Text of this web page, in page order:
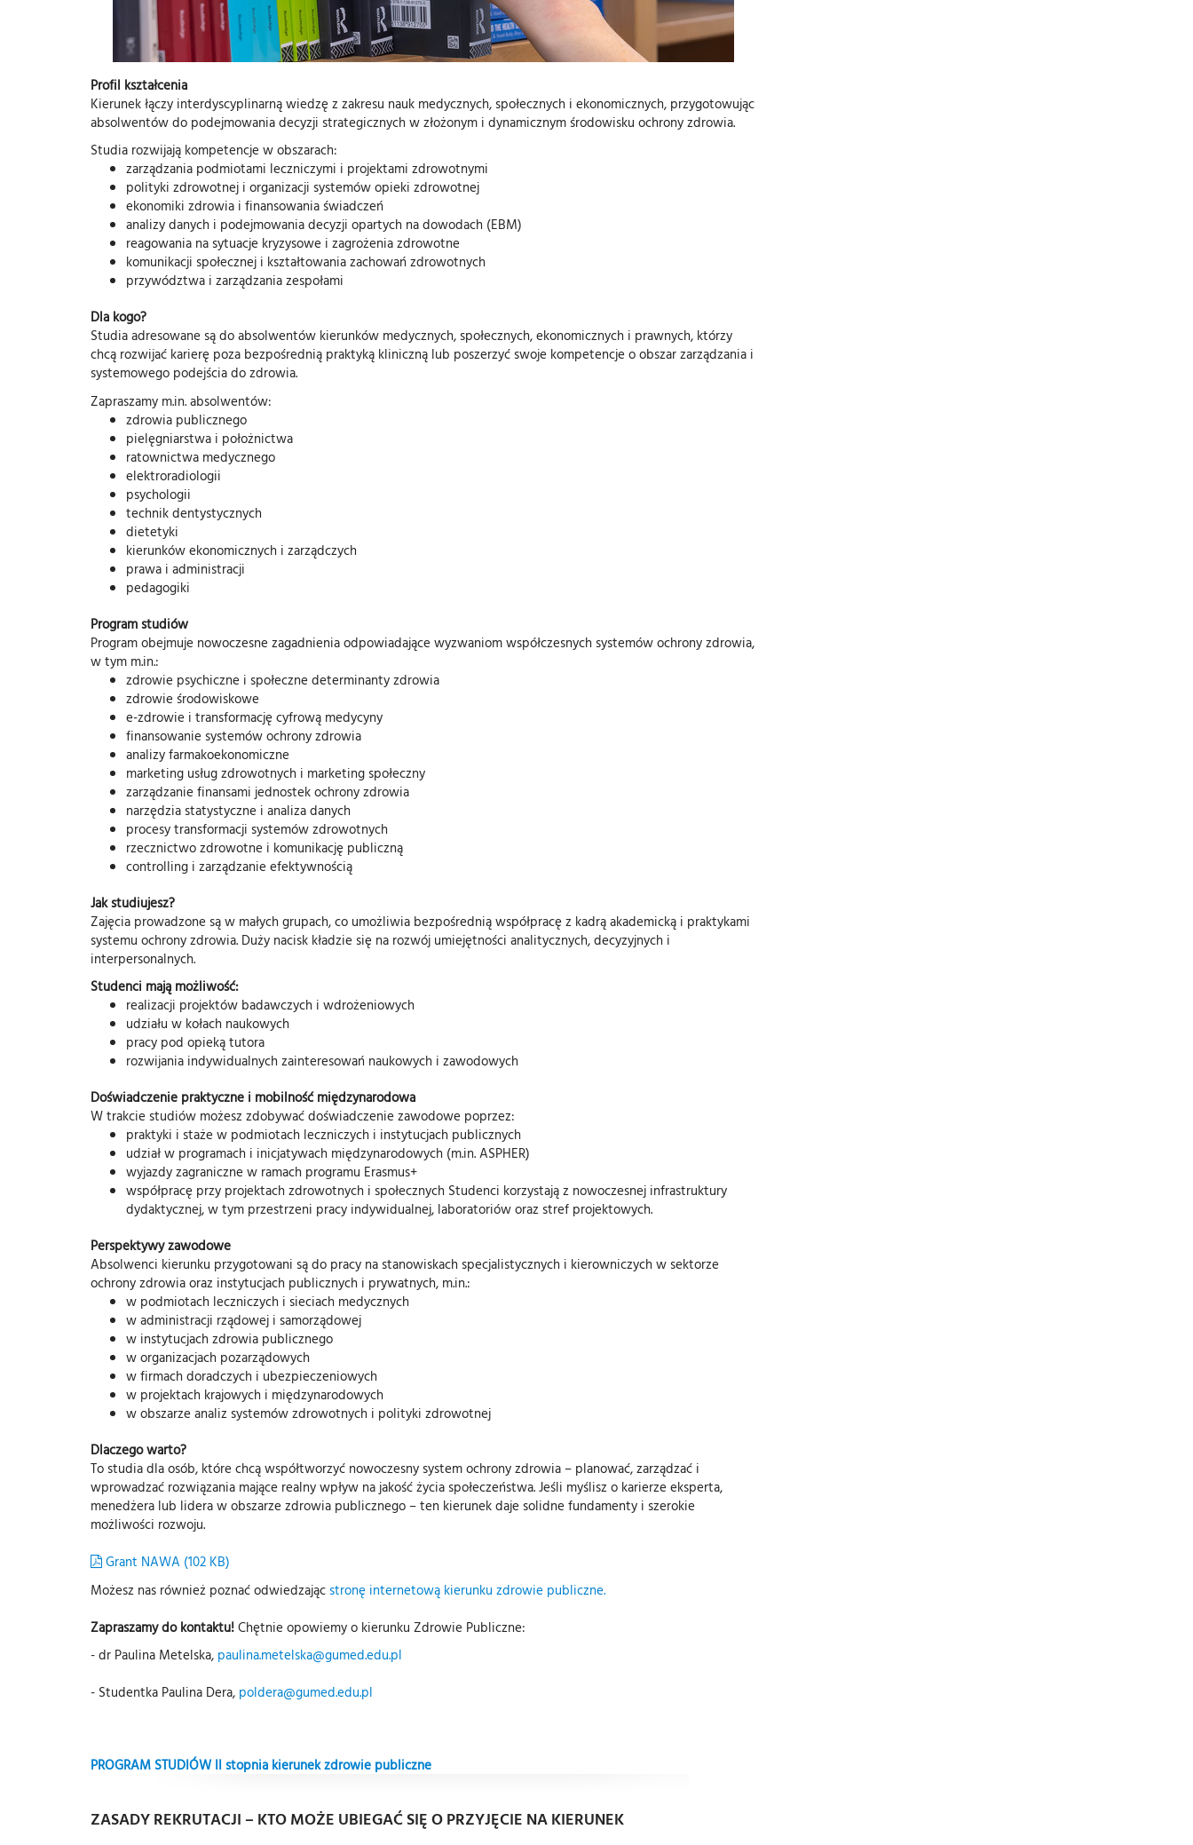
Profil kształcenia
Kierunek łączy interdyscyplinarną wiedzę z zakresu nauk medycznych, społecznych i ekonomicznych, przygotowując
absolwentów do podejmowania decyzji strategicznych w złożonym i dynamicznym środowisku ochrony zdrowia.
Studia rozwijają kompetencje w obszarach:
zarządzania podmiotami leczniczymi i projektami zdrowotnymi
polityki zdrowotnej i organizacji systemów opieki zdrowotnej
ekonomiki zdrowia i finansowania świadczeń
analizy danych i podejmowania decyzji opartych na dowodach (EBM)
reagowania na sytuacje kryzysowe i zagrożenia zdrowotne
komunikacji społecznej i kształtowania zachowań zdrowotnych
przywództwa i zarządzania zespołami
Dla kogo?
Studia adresowane są do absolwentów kierunków medycznych, społecznych, ekonomicznych i prawnych, którzy
chcą rozwijać karierę poza bezpośrednią praktyką kliniczną lub poszerzyć swoje kompetencje o obszar zarządzania i
systemowego podejścia do zdrowia.
Zapraszamy m.in. absolwentów:
zdrowia publicznego
pielęgniarstwa i położnictwa
ratownictwa medycznego
elektroradiologii
psychologii
technik dentystycznych
dietetyki
kierunków ekonomicznych i zarządczych
prawa i administracji
pedagogiki
Program studiów
Program obejmuje nowoczesne zagadnienia odpowiadające wyzwaniom współczesnych systemów ochrony zdrowia,
w tym m.in.:
zdrowie psychiczne i społeczne determinanty zdrowia
zdrowie środowiskowe
e-zdrowie i transformację cyfrową medycyny
finansowanie systemów ochrony zdrowia
analizy farmakoekonomiczne
marketing usług zdrowotnych i marketing społeczny
zarządzanie finansami jednostek ochrony zdrowia
narzędzia statystyczne i analiza danych
procesy transformacji systemów zdrowotnych
rzecznictwo zdrowotne i komunikację publiczną
controlling i zarządzanie efektywnością
Jak studiujesz?
Zajęcia prowadzone są w małych grupach, co umożliwia bezpośrednią współpracę z kadrą akademicką i praktykami
systemu ochrony zdrowia. Duży nacisk kładzie się na rozwój umiejętności analitycznych, decyzyjnych i
interpersonalnych.
Studenci mają możliwość:
realizacji projektów badawczych i wdrożeniowych
udziału w kołach naukowych
pracy pod opieką tutora
rozwijania indywidualnych zainteresowań naukowych i zawodowych
Doświadczenie praktyczne i mobilność międzynarodowa
W trakcie studiów możesz zdobywać doświadczenie zawodowe poprzez:
praktyki i staże w podmiotach leczniczych i instytucjach publicznych
udział w programach i inicjatywach międzynarodowych (m.in. ASPHER)
wyjazdy zagraniczne w ramach programu Erasmus+
współpracę przy projektach zdrowotnych i społecznych Studenci korzystają z nowoczesnej infrastruktury
dydaktycznej, w tym przestrzeni pracy indywidualnej, laboratoriów oraz stref projektowych.
Perspektywy zawodowe
Absolwenci kierunku przygotowani są do pracy na stanowiskach specjalistycznych i kierowniczych w sektorze
ochrony zdrowia oraz instytucjach publicznych i prywatnych, m.in.:
w podmiotach leczniczych i sieciach medycznych
w administracji rządowej i samorządowej
w instytucjach zdrowia publicznego
w organizacjach pozarządowych
w firmach doradczych i ubezpieczeniowych
w projektach krajowych i międzynarodowych
w obszarze analiz systemów zdrowotnych i polityki zdrowotnej
Dlaczego warto?
To studia dla osób, które chcą współtworzyć nowoczesny system ochrony zdrowia – planować, zarządzać i
wprowadzać rozwiązania mające realny wpływ na jakość życia społeczeństwa. Jeśli myślisz o karierze eksperta,
menedżera lub lidera w obszarze zdrowia publicznego – ten kierunek daje solidne fundamenty i szerokie
możliwości rozwoju.
Grant NAWA (102 KB)
Możesz nas również poznać odwiedzając stronę internetową kierunku zdrowie publiczne.
Zapraszamy do kontaktu!Chętnie opowiemy o kierunku Zdrowie Publiczne:
- dr Paulina Metelska, paulina.metelska@gumed.edu.pl
- Studentka Paulina Dera, poldera@gumed.edu.pl
PROGRAM STUDIÓW II stopnia kierunek zdrowie publiczne
ZASADY REKRUTACJI – KTO MOŻE UBIEGAĆ SIĘ O PRZYJĘCIE NA KIERUNEK